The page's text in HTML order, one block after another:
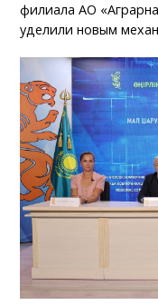
филиала АО
уделили новым